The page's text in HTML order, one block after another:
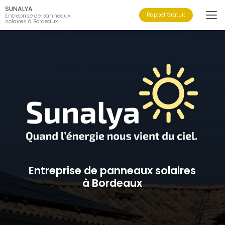
Aller
au
contenu
principal
SUNALYA
Entreprise de panneaux
solaires à Bordeaux
Rappel Gratuit
Entreprise de panneaux solaires
à Bordeaux